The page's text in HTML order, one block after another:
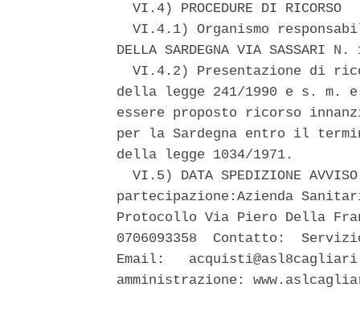
  VI.4) PROCEDURE DI RICORSO
VI.4.1) Organismo
DELLA SARDEGNA VIA SASSARI
VI.4.2) Presentazione di
della legge 241/1990 e s.
essere proposto ricorso
per la Sardegna entro il
della legge 1034/1971.
VI.5) DATA SPEDIZIONE
partecipazione:Azienda
Protocollo Via Piero Della
0706093358  Contatto:
Email:
amministrazione: